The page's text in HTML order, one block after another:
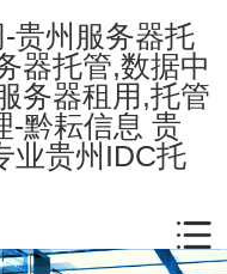
贵州服务器托
器托管,数据中
务器租用,托管
-黔耘信息 贵
业贵州IDC托